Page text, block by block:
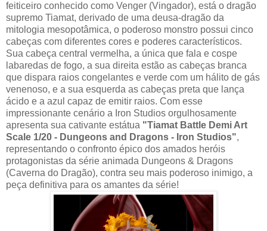
feiticeiro conhecido como Venger (Vingador), está o dragão
supremo Tiamat, derivado de uma deusa-dragão da
mitologia mesopotâmica, o poderoso monstro possui cinco
cabeças com diferentes cores e poderes característicos.
Sua cabeça central vermelha, a única que fala e cospe
labaredas de fogo, a sua direita estão as cabeças branca
que dispara raios congelantes e verde com um hálito de gás
venenoso, e a sua esquerda as cabeças preta que lança
ácido e a azul capaz de emitir raios. Com esse
impressionante cenário a Iron Studios orgulhosamente
apresenta sua cativante estátua "Tiamat Battle Demi Art
Scale 1/20 - Dungeons and Dragons - Iron Studios",
representando o confronto épico dos amados heróis
protagonistas da série animada Dungeons & Dragons
(Caverna do Dragão), contra seu mais poderoso inimigo, a
peça definitiva para os amantes da série!